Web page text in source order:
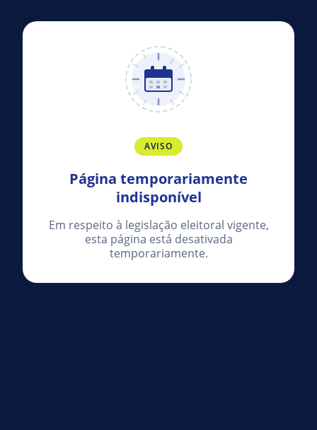
AVISO
Página temporariamente
indisponível
Em respeito à legislação eleitoral vigente,
esta página está desativada
temporariamente.